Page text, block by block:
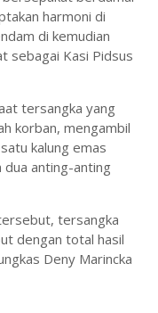
harmoni di
di kemudian
sebagai Kasi Pidsus
tersangka yang
korban, mengambil
kalung emas
anting-anting
tersangka
dengan total hasil
Deny Marincka